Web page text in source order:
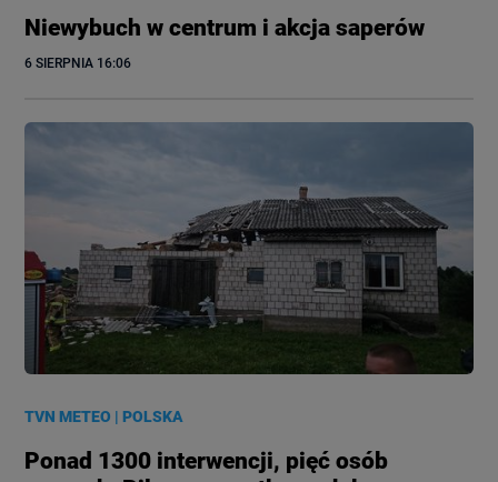
Niewybuch w centrum i akcja saperów
6 SIERPNIA 16:06
TVN METEO |POLSKA
Ponad 1300 interwencji, pięć osób